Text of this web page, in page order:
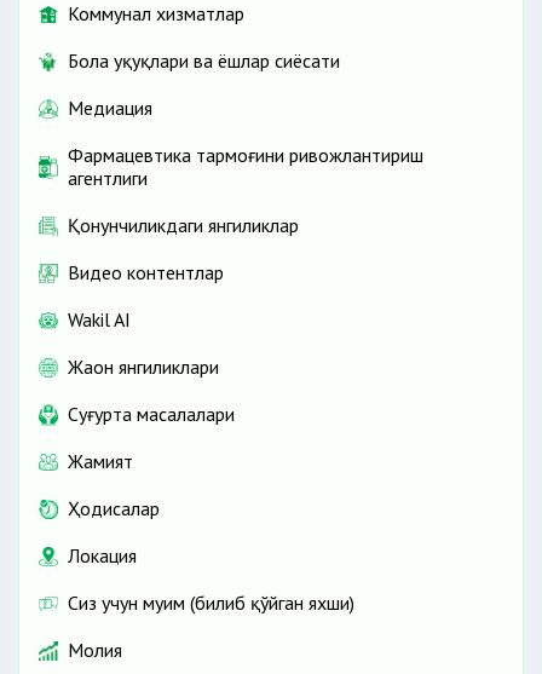
Коммунал хизматлар
Бола ҳуқуқлари ва ёшлар сиёсати
Медиация
Фармацевтика тармоғини ривожлантириш
агентлиги
Қонунчиликдаги янгиликлар
Видео контентлар
Wakil AI
Жаҳон янгиликлари
Cуғурта масалалари
Жамият
Ҳодисалар
Локация
Сиз учун муҳим (билиб қўйган яхши)
Молия